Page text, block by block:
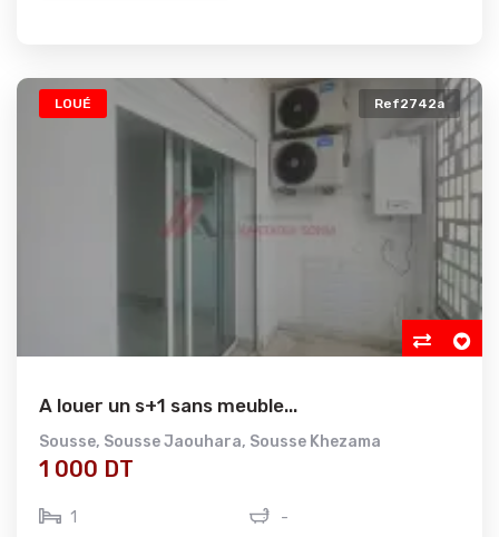
LOUÉ Ref2742a
A louer un s+1 sans meuble...
Sousse, Sousse Jaouhara, Sousse Khezama
1 000 DT
1
-